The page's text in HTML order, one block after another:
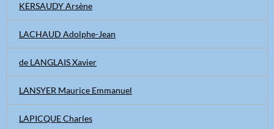
KERSAUDY Arsène
LACHAUD Adolphe-Jean
de LANGLAIS Xavier
LANSYER Maurice Emmanuel
LAPICQUE Charles